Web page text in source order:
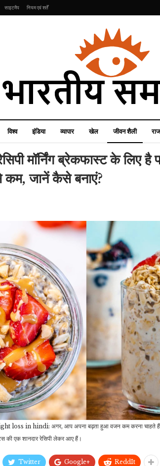
साइटमैप नियम एवं शर्तें
विश्व इंडिया व्यापार खेल जीवन शैली
मॉर्निंग ब्रेकफास्ट के लिए
कम, जानें कैसे बनाएं?
in hindi: अगर, आप अपना बढ़ता हुआ वजन कम करना चाहते हैं तो
की एक शानदार रेसिपी लेकर आए हैं।
Twitter Google+ ReddIt
इंग्लैंड के लिए सिर्फ तीन…
व्यापार
ESIC ने जून में जोड़े 21.67
लाख मेंबर्स, इस उम्र के हैं
सबसे…
मनोरंजन
सना मकबूल बनेगी दुल्हन,
बॉयफ्रेंड श्रीकांत ने शादी को
लेकर…
रौद्योगिकी
इस कंपनी ने Airtel, Jio
की बढ़ाई टेंशन, 100Mbps
वाले प्लान…
मनोरंजन
11 साल से ओझल है
का विक्रम
राजनीति
Russia
War: अमेरिका
से भड़का रूस,
रौद्योगिकी
सस्ते में मिल
कैमरा वाले ये धांसू